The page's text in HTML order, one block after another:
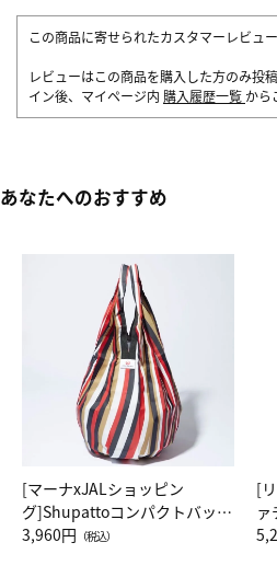
この商品に寄せられたカスタマーレビュ
レビューはこの商品を購入した方のみ投
イン後、マイページ内 購入履歴一覧 から
あなたへのおすすめ
[マーナxJALショッピン
グ]Shupattoコンパクトバッグ
Drop JAL客室乗務員（LC）ス
3,960円 （税込）
[
ト